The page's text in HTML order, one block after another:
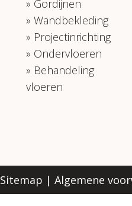
Gordijnen
Wandbekleding
Projectinrichting
Ondervloeren
Behandeling
vloeren
Sitemap | Algemene